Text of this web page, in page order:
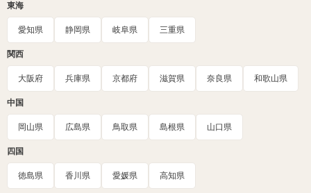
東海
愛知県 静岡県 岐阜県 三重県
関西
大阪府 兵庫県 京都府 滋賀県 奈良県 和歌山県
中国
岡山県 広島県 鳥取県 島根県 山口県
四国
徳島県 香川県 愛媛県 高知県